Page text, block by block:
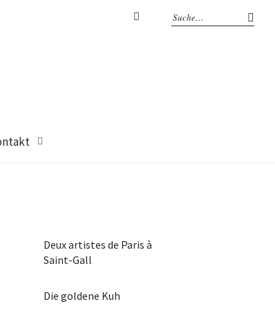
Deux artistes de Paris à
Saint-Gall
Die goldene Kuh